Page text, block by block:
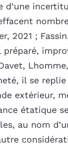
d’une
2021 ;
préparé,
il se
extérieur,
étatique
au nom